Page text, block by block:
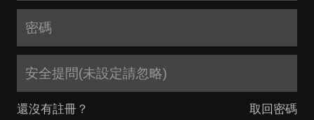
安全提問(未設定請忽略)
還沒有註冊？ 取回密碼